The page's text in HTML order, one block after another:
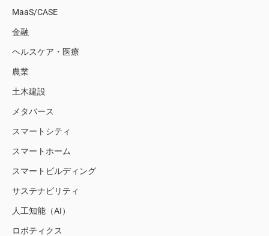
MaaS/CASE
金融
ヘルスケア・医療
農業
土木建設
メタバース
スマートシティ
スマートホーム
スマートビルディング
サステナビリティ
人工知能（AI）
ロボティクス